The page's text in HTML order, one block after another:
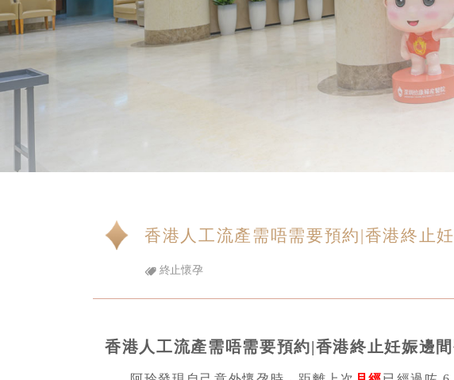
香港人工流產需唔需要預約|香港終止
終止懷孕
香港人工流產需唔需要預約|香港終止妊娠邊